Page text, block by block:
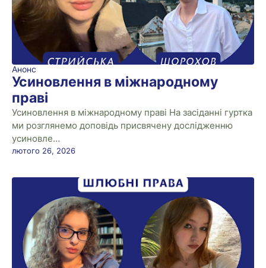
Анонс
Усиновлення в міжнародному
праві
Усиновлення в міжнародному праві На засіданні гуртка
ми розглянемо доповідь присвячену дослідженню
усиновле…
лютого 26, 2026